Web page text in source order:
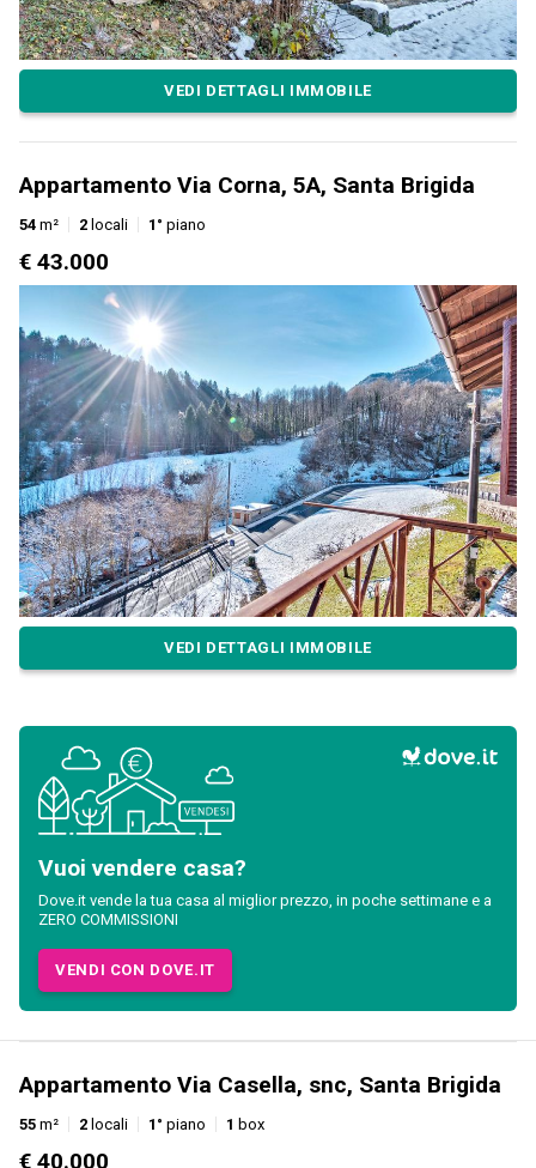
VEDI DETTAGLI IMMOBILE
Appartamento Via Corna, 5A, Santa Brigida
54 m² 2 locali 1° piano
€ 43.000
VEDI DETTAGLI IMMOBILE
Vuoi vendere casa?
Dove.it vende la tua casa al miglior prezzo, in poche settimane e a
ZERO COMMISSIONI
VENDI CON DOVE.IT
Appartamento Via Casella, snc, Santa Brigida
55 m² 2 locali 1° piano 1 box
€ 40.000